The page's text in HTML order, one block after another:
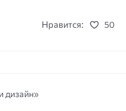
Нравится:
50
дизайн»